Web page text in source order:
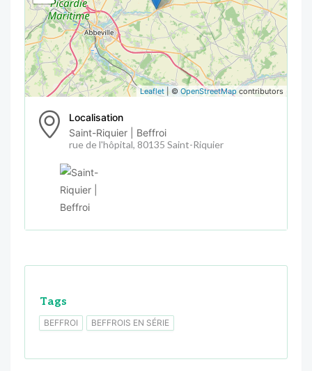
Leaflet | © OpenStreetMap contributors
Localisation
Saint-Riquier | Beffroi
rue de l'hôpital, 80135 Saint-Riquier
Tags
BEFFROI BEFFROIS EN SÉRIE